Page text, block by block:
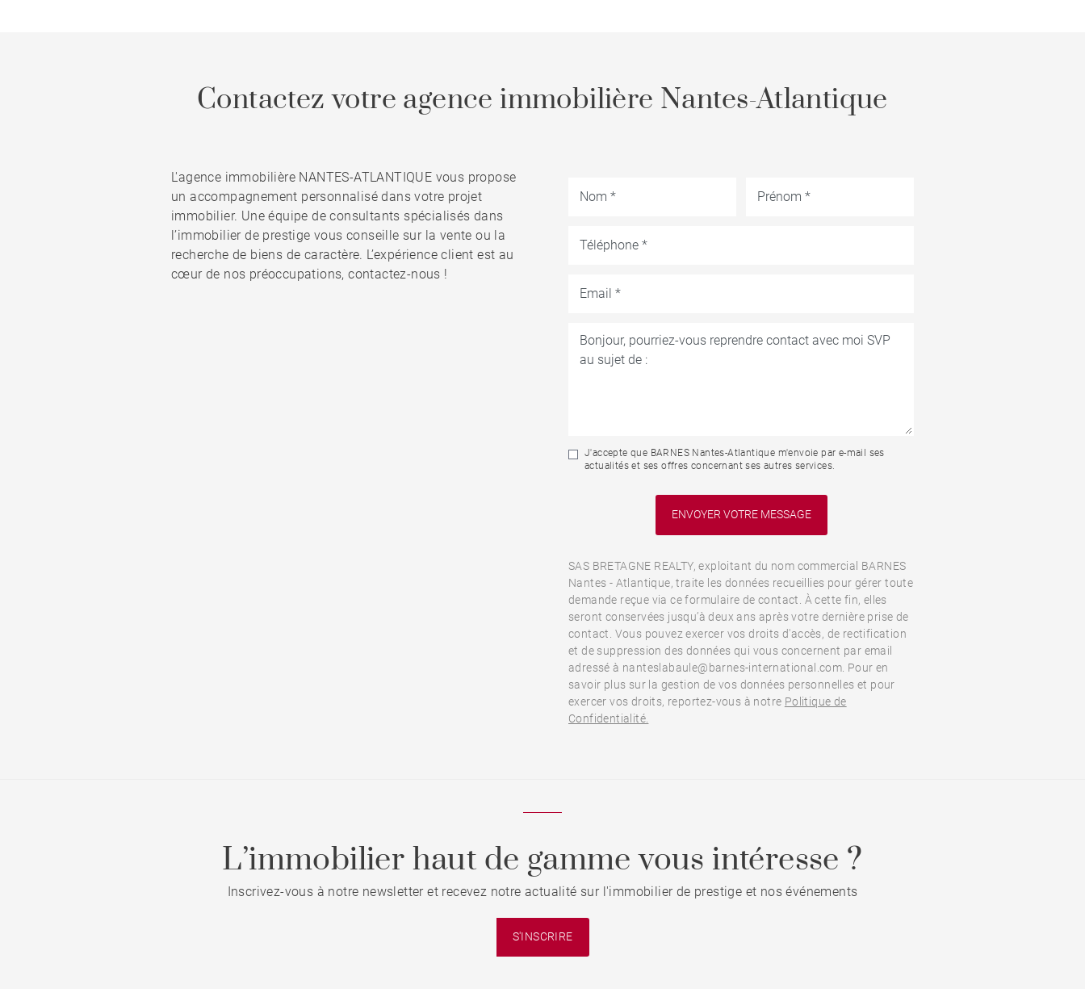
Contactez votre agence immobilière Nantes-Atlantique
L'agence immobilière NANTES-ATLANTIQUE vous propose
un accompagnement personnalisé dans votre projet
immobilier. Une équipe de consultants spécialisés dans
l’immobilier de prestige vous conseille sur la vente ou la
recherche de biens de caractère. L’expérience client est au
cœur de nos préoccupations, contactez-nous !
J'accepte que BARNES Nantes-Atlantique m'envoie par e-mail ses
actualités et ses offres concernant ses autres services.
SAS BRETAGNE REALTY, exploitant du nom commercial BARNES
Nantes - Atlantique, traite les données recueillies pour gérer toute
demande reçue via ce formulaire de contact. À cette fin, elles
seront conservées jusqu’à deux ans après votre dernière prise de
contact. Vous pouvez exercer vos droits d'accès, de rectification
et de suppression des données qui vous concernent par email
adressé à nanteslabaule@barnes-international.com. Pour en
savoir plus sur la gestion de vos données personnelles et pour
exercer vos droits, reportez-vous à notre Politique de
Confidentialité.
L’immobilier haut de gamme vous intéresse ?
Inscrivez-vous à notre newsletter et recevez notre actualité sur l'immobilier de prestige et nos événements
S'INSCRIRE